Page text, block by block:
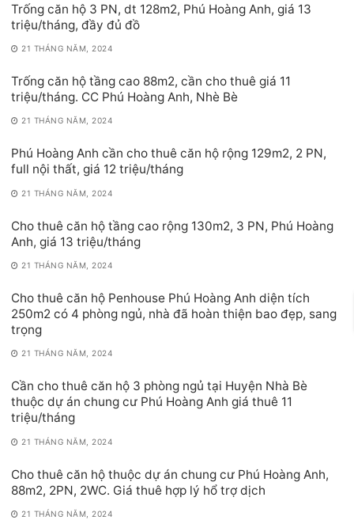
Trống căn hộ 3 PN, dt 128m2, Phú Hoàng Anh, giá 13
triệu/tháng, đầy đủ đồ
21 THÁNG NĂM, 2024
Trống căn hộ tầng cao 88m2, cần cho thuê giá 11
triệu/tháng. CC Phú Hoàng Anh, Nhè Bè
21 THÁNG NĂM, 2024
Phú Hoàng Anh cần cho thuê căn hộ rộng 129m2, 2 PN,
full nội thất, giá 12 triệu/tháng
21 THÁNG NĂM, 2024
Cho thuê căn hộ tầng cao rộng 130m2, 3 PN, Phú Hoàng
Anh, giá 13 triệu/tháng
21 THÁNG NĂM, 2024
Cho thuê căn hộ Penhouse Phú Hoàng Anh diện tích
250m2 có 4 phòng ngủ, nhà đã hoàn thiện bao đẹp, sang
trọng
21 THÁNG NĂM, 2024
Cần cho thuê căn hộ 3 phòng ngủ tại Huyện Nhà Bè
thuộc dự án chung cư Phú Hoàng Anh giá thuê 11
triệu/tháng
21 THÁNG NĂM, 2024
Cho thuê căn hộ thuộc dự án chung cư Phú Hoàng Anh,
88m2, 2PN, 2WC. Giá thuê hợp lý hổ trợ dịch
21 THÁNG NĂM, 2024